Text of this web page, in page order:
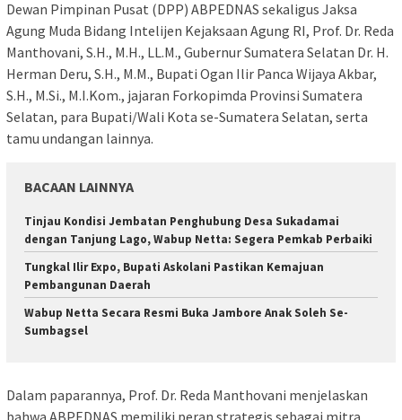
Dewan Pimpinan Pusat (DPP) ABPEDNAS sekaligus Jaksa
Agung Muda Bidang Intelijen Kejaksaan Agung RI, Prof. Dr. Reda
Manthovani, S.H., M.H., LL.M., Gubernur Sumatera Selatan Dr. H.
Herman Deru, S.H., M.M., Bupati Ogan Ilir Panca Wijaya Akbar,
S.H., M.Si., M.I.Kom., jajaran Forkopimda Provinsi Sumatera
Selatan, para Bupati/Wali Kota se-Sumatera Selatan, serta
tamu undangan lainnya.
BACAAN LAINNYA
Tinjau Kondisi Jembatan Penghubung Desa Sukadamai
dengan Tanjung Lago, Wabup Netta: Segera Pemkab Perbaiki
Tungkal Ilir Expo, Bupati Askolani Pastikan Kemajuan
Pembangunan Daerah
Wabup Netta Secara Resmi Buka Jambore Anak Soleh Se-
Sumbagsel
Dalam paparannya, Prof. Dr. Reda Manthovani menjelaskan
bahwa ABPEDNAS memiliki peran strategis sebagai mitra